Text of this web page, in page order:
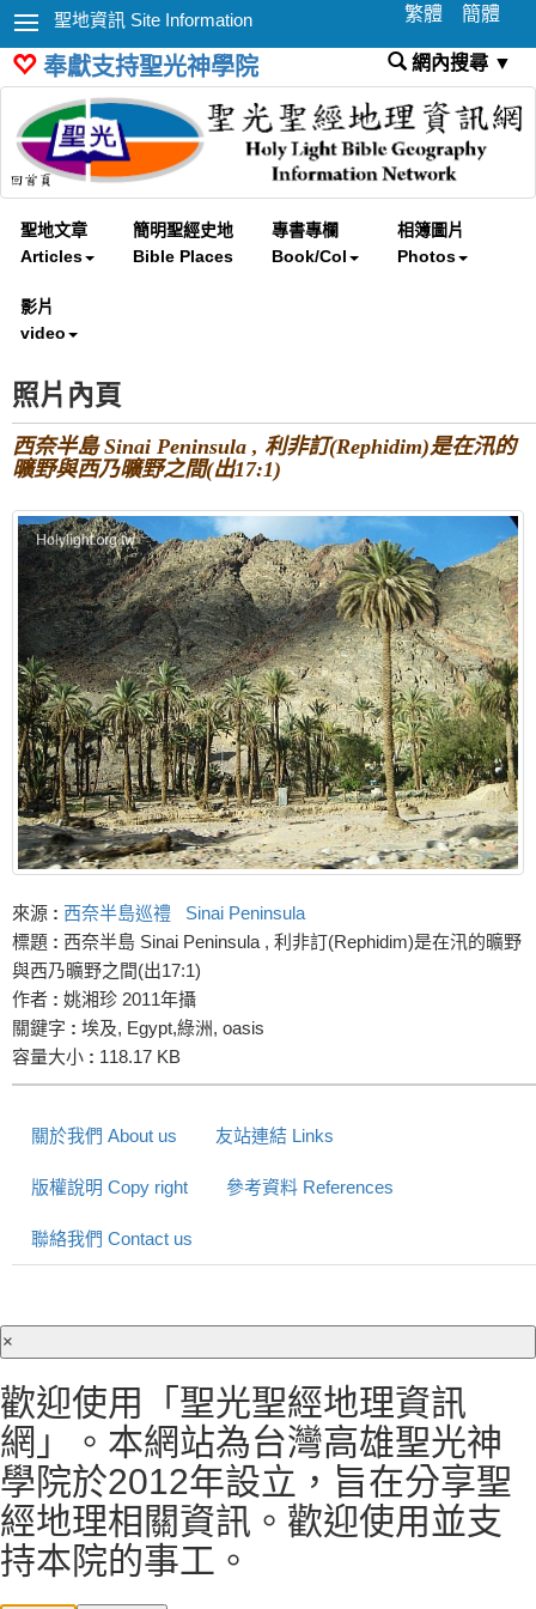
聖地資訊 Site Information 繁體 簡體
奉獻支持聖光神學院 網內搜尋 ▼
聖地文章
Articles
簡明聖經史地
Bible Places
專書專欄
Book/Col
相簿圖片
Photos
影片
video
照片內頁
西奈半島 Sinai Peninsula , 利非訂(Rephidim)是在汛的
曠野與西乃曠野之間(出17:1)
來源 : 西奈半島巡禮 Sinai Peninsula
標題 : 西奈半島 Sinai Peninsula , 利非訂(Rephidim)是在汛的曠野
與西乃曠野之間(出17:1)
作者 : 姚湘珍 2011年攝
關鍵字 : 埃及, Egypt,綠洲, oasis
容量大小 : 118.17 KB
關於我們 About us 友站連結 Links
版權說明 Copy right 參考資料 References
聯絡我們 Contact us
×
歡迎使用「聖光聖經地理資訊
網」。本網站為台灣高雄聖光神
學院於2012年設立，旨在分享聖
經地理相關資訊。歡迎使用並支
持本院的事工。